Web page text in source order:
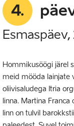
4.
Hommikusöögi järel
meid mööda lainjate
oliivisaludega Itria
linna. Martina
linn on tulvil